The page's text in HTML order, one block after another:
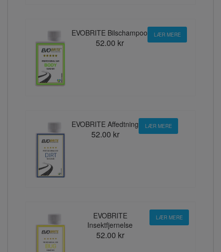
EVOBRITE Bilschampoo
52.00 kr
LÆR MERE
EVOBRITE Affedtning
52.00 kr
LÆR MERE
EVOBRITE
Insektfjernelse
52.00 kr
LÆR MERE